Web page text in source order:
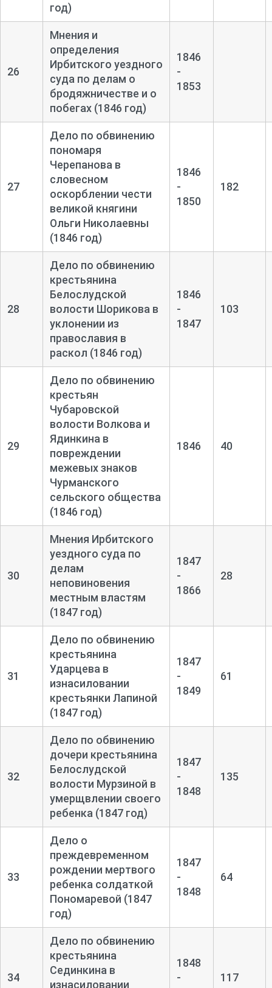
год)
26
Мнения и
определения
Ирбитского уездного
суда по делам о
бродяжничестве и о
побегах (1846 год)
1846
-
1853
27
Дело по обвинению
пономаря
Черепанова в
словесном
оскорблении чести
великой княгини
Ольги Николаевны
(1846 год)
1846
-
1850
182
28
Дело по обвинению
крестьянина
Белослудской
волости Шорикова в
уклонении из
православия в
раскол (1846 год)
1846
-
1847
103
29
Дело по обвинению
крестьян
Чубаровской
волости Волкова и
Ядинкина в
повреждении
межевых знаков
Чурманского
сельского общества
(1846 год)
1846 40
30
Мнения Ирбитского
уездного суда по
делам
неповиновения
местным властям
(1847 год)
1847
-
1866
28
31
Дело по обвинению
крестьянина
Ударцева в
изнасиловании
крестьянки Лапиной
(1847 год)
1847
-
1849
61
32
Дело по обвинению
дочери крестьянина
Белослудской
волости Мурзиной в
умерщвлении своего
ребенка (1847 год)
1847
-
1848
135
33
Дело о
преждевременном
рождении мертвого
ребенка солдаткой
Пономаревой (1847
год)
1847
-
1848
64
34
Дело по обвинению
крестьянина
Сединкина в
изнасиловании
1848
-
117